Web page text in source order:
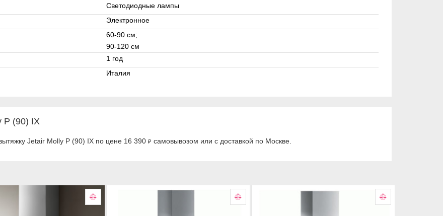
Светодиодные лампы
Электронное
60-90 см;
90-120 см
1 год
Италия
P (90) IX
Jetair Molly P (90) IX по цене 16 390 ₽ самовывозом или с доставкой по Москве.